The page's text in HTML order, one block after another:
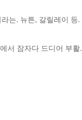
는. 뉴튼, 갈릴레이 등.
서 잠자다 드디어 부활.